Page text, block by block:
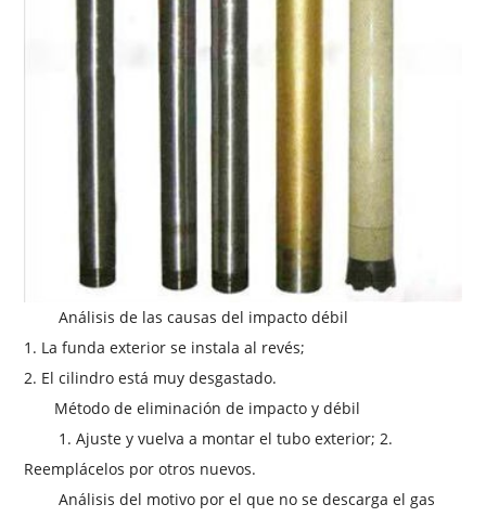
Análisis de las causas del impacto débil
1. La funda exterior se instala al revés;
2. El cilindro está muy desgastado.
Método de eliminación de impacto y débil
1. Ajuste y vuelva a montar el tubo exterior; 2.
Reemplácelos por otros nuevos.
Análisis del motivo por el que no se descarga el gas